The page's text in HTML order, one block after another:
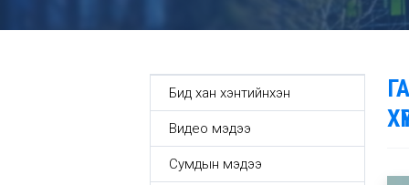
Бид хан хэнтийнхэн
Видео мэдээ
Сумдын мэдээ